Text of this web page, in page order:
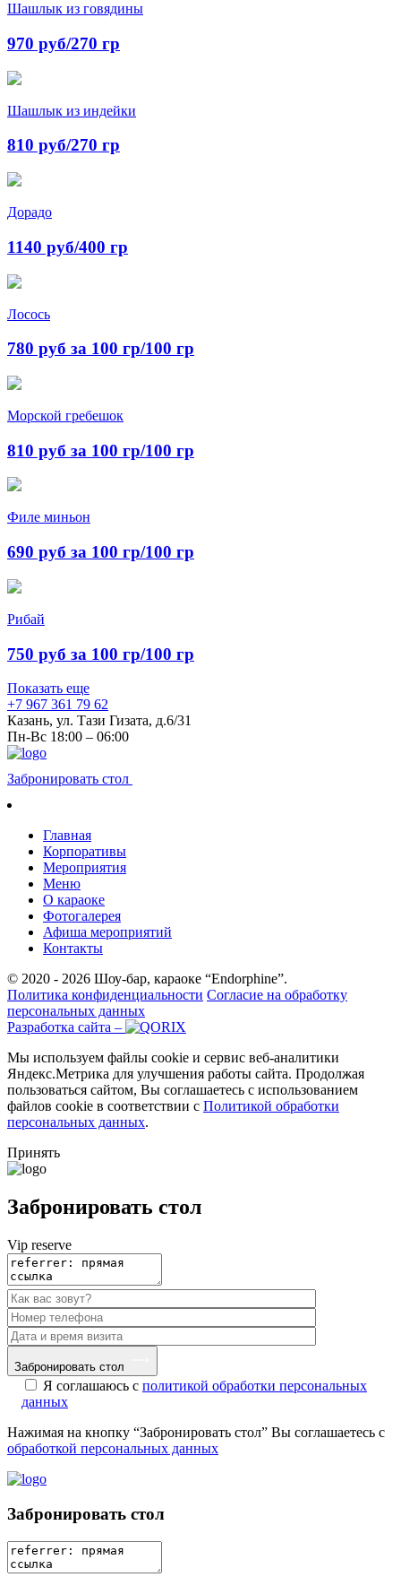
Шашлык из говядины
970 руб/270 гр
Шашлык из индейки
810 руб/270 гр
Дорадо
1140 руб/400 гр
Лосось
780 руб за 100 гр/100 гр
Морской гребешок
810 руб за 100 гр/100 гр
Филе миньон
690 руб за 100 гр/100 гр
Рибай
750 руб за 100 гр/100 гр
Показать еще
+7 967 361 79 62
Казань, ул. Тази Гизата, д.6/31
Пн-Вс 18:00 – 06:00
Забронировать стол
Главная
Корпоративы
Мероприятия
Меню
О караоке
Фотогалерея
Афиша мероприятий
Контакты
© 2020 - 2026 Шоу-бар, караоке “Endorphine”.
Политика конфиденциальности Согласие на обработку
персональных данных
Разработка сайта –
Мы используем файлы cookie и сервис веб-аналитики
Яндекс.Метрика для улучшения работы сайта. Продолжая
пользоваться сайтом, Вы соглашаетесь с использованием
файлов cookie в соответствии с Политикой обработки
персональных данных.
Принять
Забронировать стол
Vip reserve
Забронировать стол
Я соглашаюсь с политикой обработки персональных
данных
Нажимая на кнопку “Забронировать стол” Вы соглашаетесь с
обработкой персональных данных
Забронировать стол